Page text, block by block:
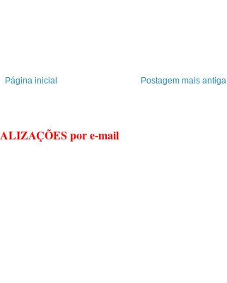
Postagem mais antiga
Página inicial
por e-mail